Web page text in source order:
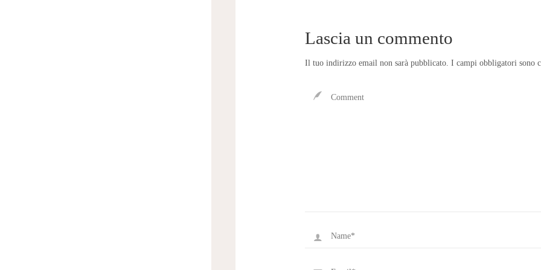
Lascia un commento
Il tuo indirizzo email non sarà pubblicato. I campi obbligatori sono